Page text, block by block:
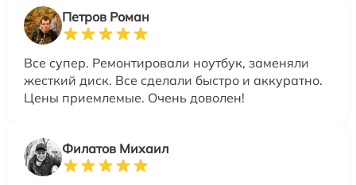
Петров Роман
Все супер. Ремонтировали ноутбук, заменяли
жесткий диск. Все сделали быстро и аккуратно.
Цены приемлемые. Очень доволен!
Филатов Михаил